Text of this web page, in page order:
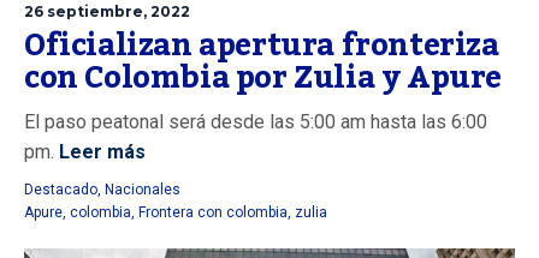
26 septiembre, 2022
Oficializan apertura fronteriza
con Colombia por Zulia y Apure
El paso peatonal será desde las 5:00 am hasta las 6:00
pm. Leer más
Destacado Nacionales
Apure colombia Frontera con colombia zulia